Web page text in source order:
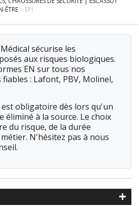
ÊTRE > EPI
sécurise les
aux risques biologiques.
EN sur tous nos
: Lafont, PBV, Molinel,
est obligatoire dès lors qu'un
éliminé à la source. Le choix
du risque, de la durée
N'hésitez pas à nous
+